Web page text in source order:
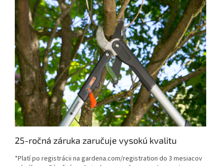
25-ročná záruka zaručuje vysokú kvalitu
*Platí po registrácii na gardena.com/registration do 3 mesiacov